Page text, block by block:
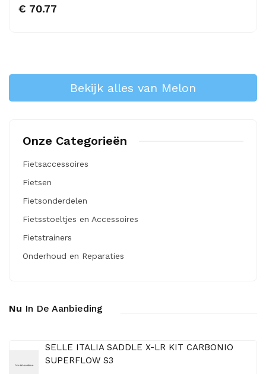
€ 70.77
Bekijk alles van Melon
Onze Categorieën
Fietsaccessoires
Fietsen
Fietsonderdelen
Fietsstoeltjes en Accessoires
Fietstrainers
Onderhoud en Reparaties
Nu In De Aanbieding
SELLE ITALIA SADDLE X-LR KIT CARBONIO
SUPERFLOW S3